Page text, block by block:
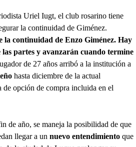
Uriel Iugt, el club rosarino tiene
la continuidad de Giménez.
la continuidad de Enzo Giménez. Hay
partes y avanzarán cuando termine
de 27 años arribó a la institución a
hasta diciembre de la actual
de opción de compra incluida en el
de año, se maneja la posibilidad de que
llegar a un nuevo entendimiento que